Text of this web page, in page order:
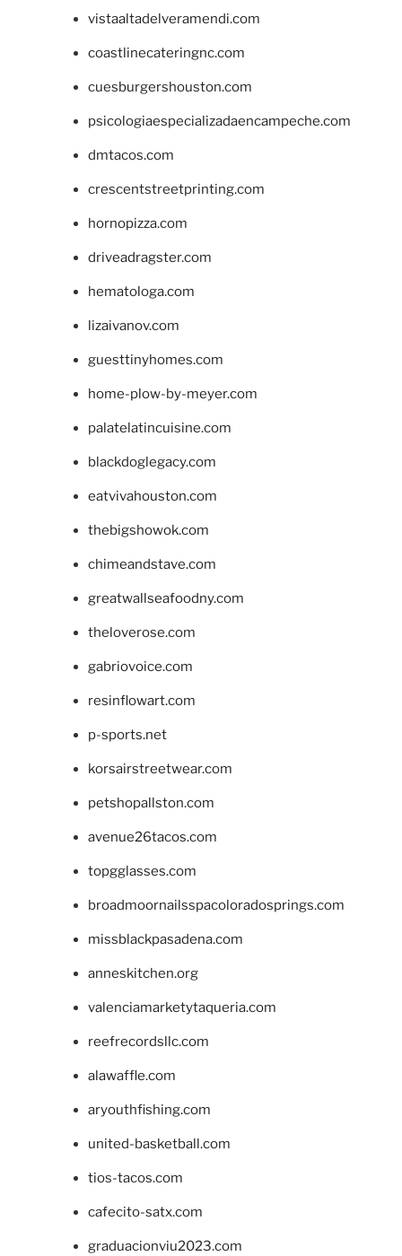
vistaaltadelveramendi.com
coastlinecateringnc.com
cuesburgershouston.com
psicologiaespecializadaencampeche.com
dmtacos.com
crescentstreetprinting.com
hornopizza.com
driveadragster.com
hematologa.com
lizaivanov.com
guesttinyhomes.com
home-plow-by-meyer.com
palatelatincuisine.com
blackdoglegacy.com
eatvivahouston.com
thebigshowok.com
chimeandstave.com
greatwallseafoodny.com
theloverose.com
gabriovoice.com
resinflowart.com
p-sports.net
korsairstreetwear.com
petshopallston.com
avenue26tacos.com
topgglasses.com
broadmoornailsspacoloradosprings.com
missblackpasadena.com
anneskitchen.org
valenciamarketytaqueria.com
reefrecordsllc.com
alawaffle.com
aryouthfishing.com
united-basketball.com
tios-tacos.com
cafecito-satx.com
graduacionviu2023.com